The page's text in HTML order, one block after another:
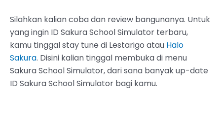
Silahkan kalian coba dan review bangunanya. Untuk
yang ingin ID Sakura School Simulator terbaru,
kamu tinggal stay tune di Lestarigo atau Halo
Sakura. Disini kalian tinggal membuka di menu
Sakura School Simulator, dari sana banyak up-date
ID Sakura School Simulator bagi kamu.